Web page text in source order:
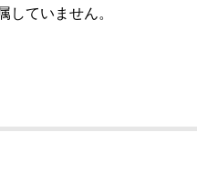
ていません。